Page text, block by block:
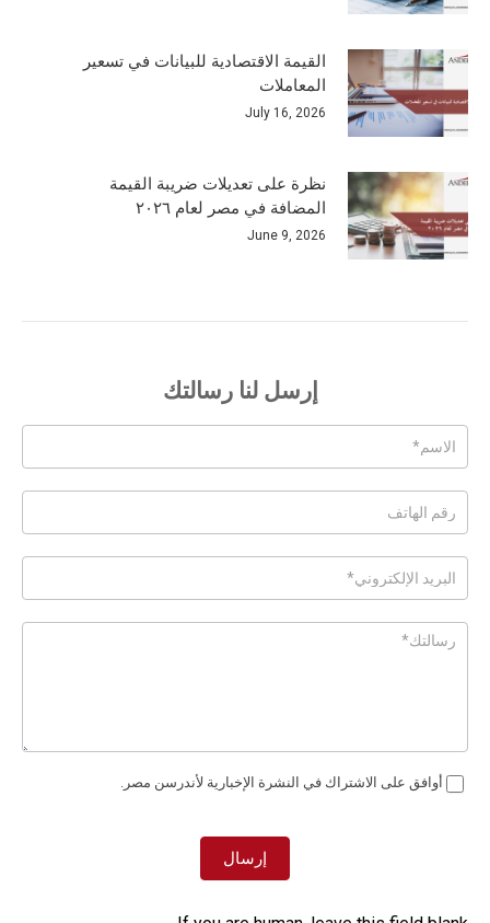
القيمة الاقتصادية للبيانات في تسعير
المعاملات
July 16, 2026
نظرة على تعديلات ضريبة القيمة
المضافة في مصر لعام ٢٠٢٦
June 9, 2026
إرسل لنا رسالتك
Posts
-
Page
Form
أوافق على الاشتراك في النشرة الإخبارية لأندرسن مصر.
إرسال